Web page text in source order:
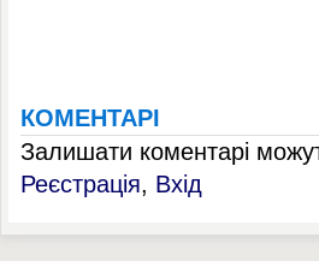
КОМЕНТАРІ
Залишати коментарі
Реєстрація, Вхід